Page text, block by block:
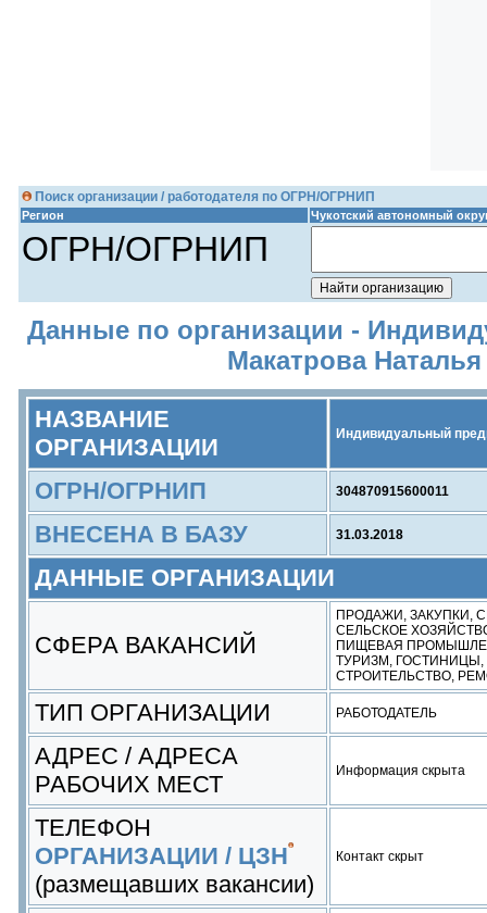
Поиск организации / работодателя по ОГРН/ОГРНИП
Регион Чукотский автономный
ОГРН/ОГРНИП
Данные по организации -
Макатрова
НАЗВАНИЕ
ОРГАНИЗАЦИИ
Индивидуальный
ОГРН/ОГРНИП 304870915600011
ВНЕСЕНА В БАЗУ 31.03.2018
ДАННЫЕ ОРГАНИЗАЦИИ
СФЕРА ВАКАНСИЙ
ПРОДАЖИ, ЗАКУПКИ,
СЕЛЬСКОЕ
ПИЩЕВАЯ
ТУРИЗМ,
СТРОИТЕЛЬСТВО,
ТИП ОРГАНИЗАЦИИ РАБОТОДАТЕЛЬ
АДРЕС / АДРЕСА
РАБОЧИХ МЕСТ
Информация скрыта
ТЕЛЕФОН
ОРГАНИЗАЦИИ / ЦЗН
(размещавших вакансии)
Контакт скрыт